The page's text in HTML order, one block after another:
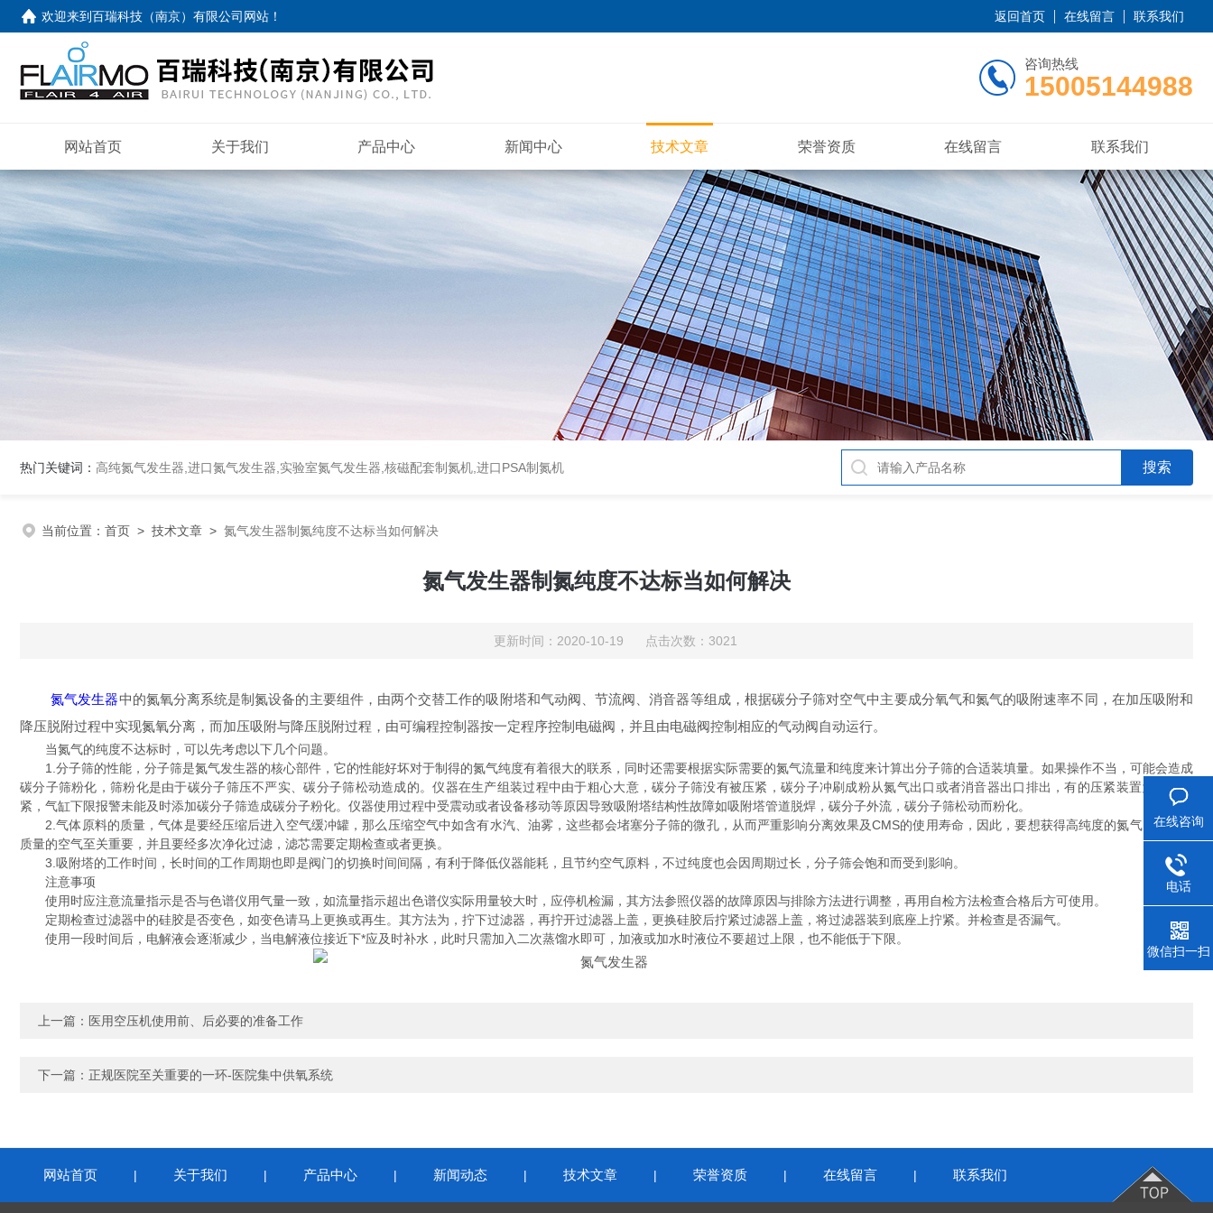
欢迎来到百瑞科技（南京）有限公司网站 ！ 返回首页 在线留言 联系我们
咨询热线
15005144988
网站首页 关于我们 产品中心 新闻中心 技术文章 荣誉资质 在线留言 联系我们
热门关键词： 高纯氮气发生器,进口氮气发生器,实验室氮气发生器,核磁配套制氮机,进口PSA制氮机
当前位置： 首页 > 技术文章 > 氮气发生器制氮纯度不达标当如何解决
氮气发生器制氮纯度不达标当如何解决
更新时间：2020-10-19 点击次数：3021
氮气发生器中的氮氧分离系统是制氮设备的主要组件，由两个交替工作的吸附塔和气动阀、节流阀、消音器等组成，根据碳分子筛对空气中主要成分氧气和氮气的吸附速率不同，在加压吸附和
降压脱附过程中实现氮氧分离，而加压吸附与降压脱附过程，由可编程控制器按一定程序控制电磁阀，并且由电磁阀控制相应的气动阀自动运行。
当氮气的纯度不达标时，可以先考虑以下几个问题。
1.分子筛的性能，分子筛是氮气发生器的核心部件，它的性能好坏对于制得的氮气纯度有着很大的联系，同时还需要根据实际需要的氮气流量和纯度来计算出分子筛的合适装填量。如果操作不当，可能会造成
碳分子筛粉化，筛粉化是由于碳分子筛压不严实、碳分子筛松动造成的。仪器在生产组装过程中由于粗心大意，碳分子筛没有被压紧，碳分子冲刷成粉从氮气出口或者消音器出口排出，有的压紧装置为气缸压
紧，气缸下限报警未能及时添加碳分子筛造成碳分子粉化。仪器使用过程中受震动或者设备移动等原因导致吸附塔结构性故障如吸附塔管道脱焊，碳分子外流，碳分子筛松动而粉化。
2.气体原料的质量，气体是要经压缩后进入空气缓冲罐，那么压缩空气中如含有水汽、油雾，这些都会堵塞分子筛的微孔，从而严重影响分离效果及CMS的使用寿命，因此，要想获得高纯度的氮气，保证高
质量的空气至关重要，并且要经多次净化过滤，滤芯需要定期检查或者更换。
3.吸附塔的工作时间，长时间的工作周期也即是阀门的切换时间间隔，有利于降低仪器能耗，且节约空气原料，不过纯度也会因周期过长，分子筛会饱和而受到影响。
注意事项
使用时应注意流量指示是否与色谱仪用气量一致，如流量指示超出色谱仪实际用量较大时，应停机检漏，其方法参照仪器的故障原因与排除方法进行调整，再用自检方法检查合格后方可使用。
定期检查过滤器中的硅胶是否变色，如变色请马上更换或再生。其方法为，拧下过滤器，再拧开过滤器上盖，更换硅胶后拧紧过滤器上盖，将过滤器装到底座上拧紧。并检查是否漏气。
使用一段时间后，电解液会逐渐减少，当电解液位接近下*应及时补水，此时只需加入二次蒸馏水即可，加液或加水时液位不要超过上限，也不能低于下限。
上一篇： 医用空压机使用前、后必要的准备工作
下一篇： 正规医院至关重要的一环-医院集中供氧系统
网站首页 | 关于我们 | 产品中心 | 新闻动态 | 技术文章 | 荣誉资质 | 在线留言 | 联系我们
在线咨询
电话
微信扫一扫